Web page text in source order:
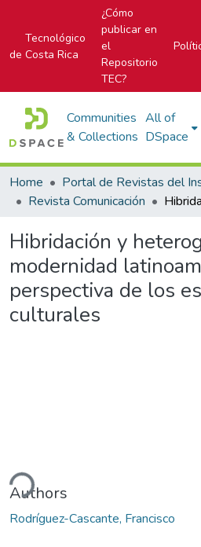
Tecnológico
de Costa Rica
¿Cómo
publicar en
el
Repositorio
TEC?
Communities
& Collections
All of
DSpace
Home
Revista Comunicación
Hibridación y
modernidad
perspectiva de los
culturales
Authors
Rodríguez-Cascante, Francisco